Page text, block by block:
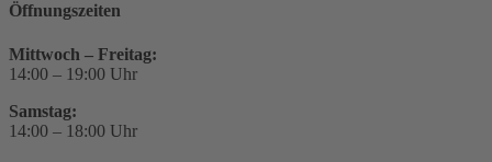
Öffnungszeiten
Mittwoch – Freitag:
14:00 – 19:00 Uhr
Samstag:
14:00 – 18:00 Uhr